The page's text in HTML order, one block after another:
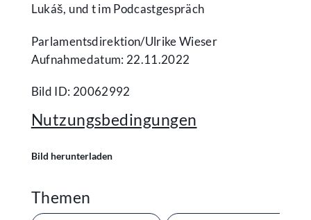
Lukáš, und t im Podcastgespräch
Parlamentsdirektion/​Ulrike Wieser
Aufnahmedatum: 22.11.2022
Bild ID: 20062992
Nutzungsbedingungen
Bild herunterladen
Themen